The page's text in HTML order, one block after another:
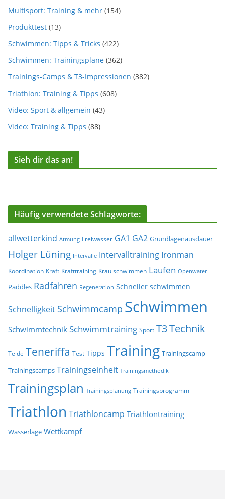
Multisport: Training & mehr (154)
Produkttest (13)
Schwimmen: Tipps & Tricks (422)
Schwimmen: Trainingspläne (362)
Trainings-Camps & T3-Impressionen (382)
Triathlon: Training & Tipps (608)
Video: Sport & allgemein (43)
Video: Training & Tipps (88)
Sieh dir das an!
Häufig verwendete Schlagworte:
allwetterkind Atmung Freiwasser GA1 GA2 Grundlagenausdauer
Holger Lüning Intervalle Intervalltraining Ironman
Koordination Kraft Krafttraining Kraulschwimmen Laufen Openwater
Paddles Radfahren Regeneration Schneller schwimmen
Schnelligkeit Schwimmcamp Schwimmen
Schwimmtechnik Schwimmtraining Sport T3Technik
Teide Teneriffa Test Tipps Training Trainingscamp
Trainingscamps Trainingseinheit Trainingsmethodik
Trainingsplan Trainingsplanung Trainingsprogramm
Triathlon Triathloncamp Triathlontraining
Wasserlage Wettkampf